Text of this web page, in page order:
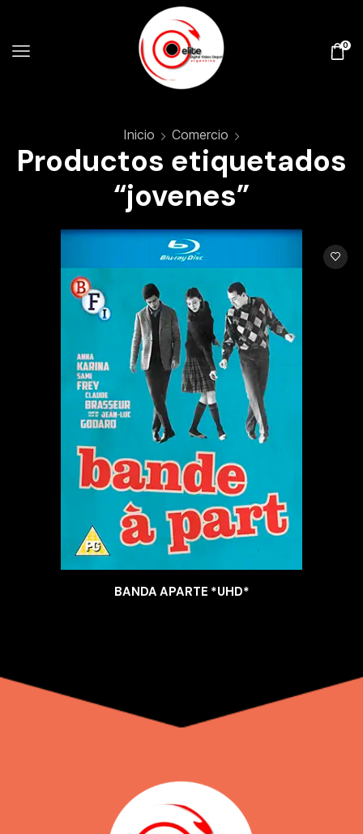
0
Inicio Comercio
Productos etiquetados
“jovenes”
BANDA APARTE *UHD*